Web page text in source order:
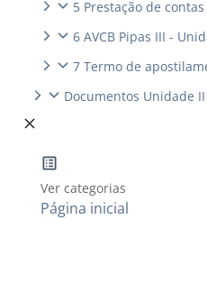
5 Prestação de
6 AVCB Pipas III -
7 Termo de
Documentos Unidade II
Ver categorias
Página inicial